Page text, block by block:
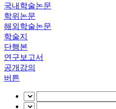
국내학술논문
학위논문
해외학술논문
학술지
단행본
연구보고서
공개강의
버튼